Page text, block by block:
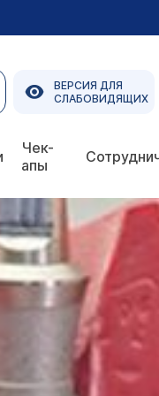
ВЕРСИЯ ДЛЯ
СЛАБОВИДЯЩИХ
Чек-
апы